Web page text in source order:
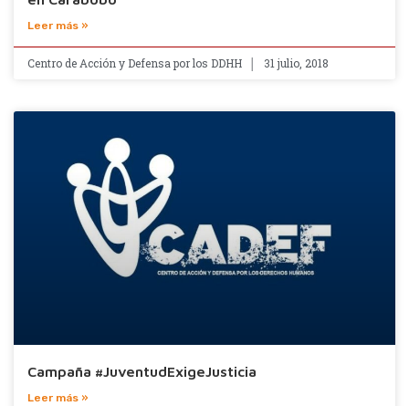
Leer más »
Centro de Acción y Defensa por los DDHH 31 julio, 2018
Campaña #JuventudExigeJusticia
Leer más »